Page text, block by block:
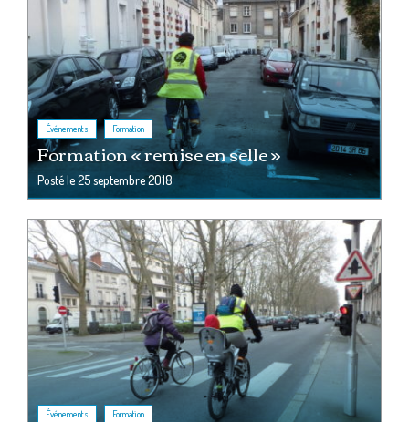
Événements , Formation
Formation « remise en selle »
Posté le25 septembre 2018
Événements Formation